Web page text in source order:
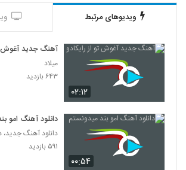
آهنگ علی پارسا بنام من و
دانلود آهنگ به کتف چپم
153
آهنگ رضا بیگ بنام من
آهنگ بهنام نجفی بنام
۲۲۶ بازدید
ویدیوهای مرتبط
۰۲:۱۲
آهنگ جدید آغوش
میلاد
۶۴۳ بازدید
۰۰:۵۴
دانلود آهنگ امو
۵۹۱ بازدید